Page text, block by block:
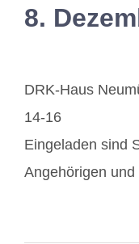
8.
DRK-Haus
14-16
Eingeladen sind
Angehörigen und